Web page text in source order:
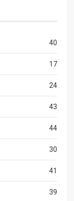
40
17
24
43
44
30
41
39